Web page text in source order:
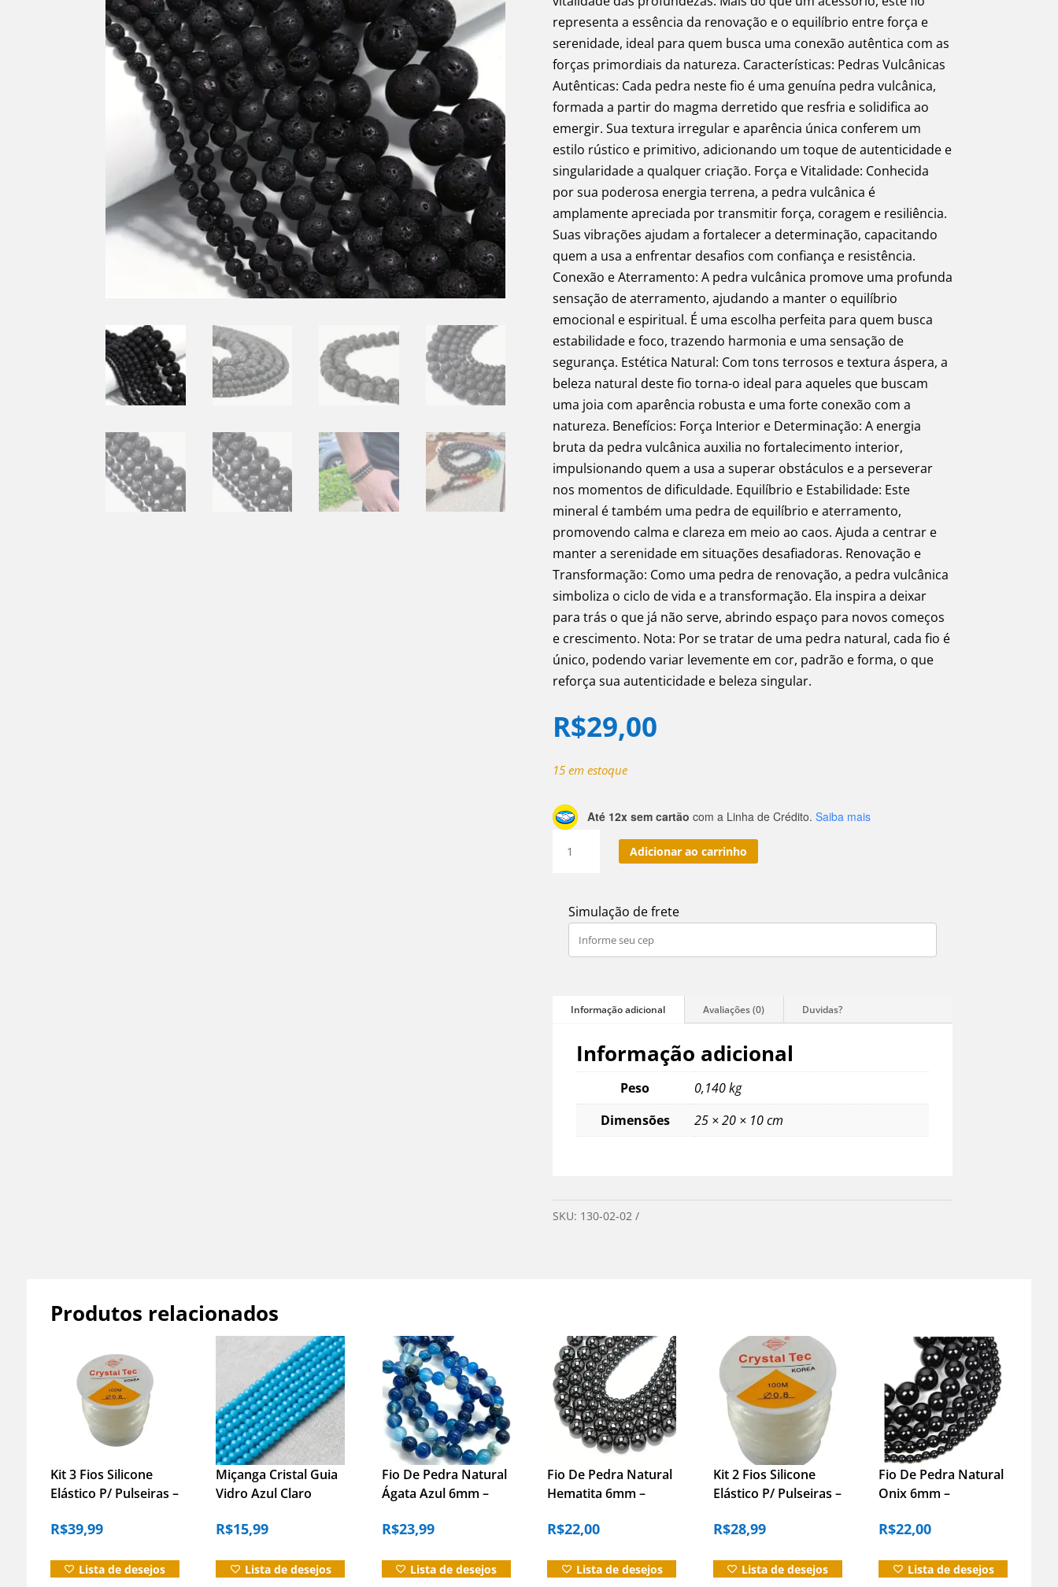
representa a essência da renovação e o equilíbrio entre força e
serenidade, ideal para quem busca uma conexão autêntica com as
forças primordiais da natureza. Características: Pedras Vulcânicas
Autênticas: Cada pedra neste fio é uma genuína pedra vulcânica,
formada a partir do magma derretido que resfria e solidifica ao
emergir. Sua textura irregular e aparência única conferem um
estilo rústico e primitivo, adicionando um toque de autenticidade e
singularidade a qualquer criação. Força e Vitalidade: Conhecida
por sua poderosa energia terrena, a pedra vulcânica é
amplamente apreciada por transmitir força, coragem e resiliência.
Suas vibrações ajudam a fortalecer a determinação, capacitando
quem a usa a enfrentar desafios com confiança e resistência.
Conexão e Aterramento: A pedra vulcânica promove uma profunda
sensação de aterramento, ajudando a manter o equilíbrio
emocional e espiritual. É uma escolha perfeita para quem busca
estabilidade e foco, trazendo harmonia e uma sensação de
segurança. Estética Natural: Com tons terrosos e textura áspera, a
beleza natural deste fio torna-o ideal para aqueles que buscam
uma joia com aparência robusta e uma forte conexão com a
natureza. Benefícios: Força Interior e Determinação: A energia
bruta da pedra vulcânica auxilia no fortalecimento interior,
impulsionando quem a usa a superar obstáculos e a perseverar
nos momentos de dificuldade. Equilíbrio e Estabilidade: Este
mineral é também uma pedra de equilíbrio e aterramento,
promovendo calma e clareza em meio ao caos. Ajuda a centrar e
manter a serenidade em situações desafiadoras. Renovação e
Transformação: Como uma pedra de renovação, a pedra vulcânica
simboliza o ciclo de vida e a transformação. Ela inspira a deixar
para trás o que já não serve, abrindo espaço para novos começos
e crescimento. Nota: Por se tratar de uma pedra natural, cada fio é
único, podendo variar levemente em cor, padrão e forma, o que
reforça sua autenticidade e beleza singular.
R$29,00
15 em estoque
Até 12x sem cartão com a Linha de Crédito. Saiba mais
Vulcânica
Natural
8mm
Conta
quantidade
Adicionar ao carrinho
Simulação de frete
Informação adicional Avaliações (0)
Informação adicional
Peso
0,140 kg
Dimensões
25 × 20 × 10 cm
SKU: 130-02-02
Produtos relacionados
Kit 3 Fios Silicone
Elástico P/ Pulseiras –
R$39,99
Lista de desejos
Miçanga Cristal Guia
Vidro Azul Claro
Espiritualidade Azul-
R$15,99
Lista de desejos
Fio De Pedra Natural
Ágata Azul 6mm –
Ágata 6mm
R$23,99
Lista de desejos
Fio De Pedra Natural
Hematita 6mm –
R$22,00
Lista de desejos
Kit 2 Fios Silicone
Elástico P/ Pulseiras –
R$28,99
Lista de desejos
Fio De Pedra Natural
Onix 6mm –
R$22,00
Lista de desejos